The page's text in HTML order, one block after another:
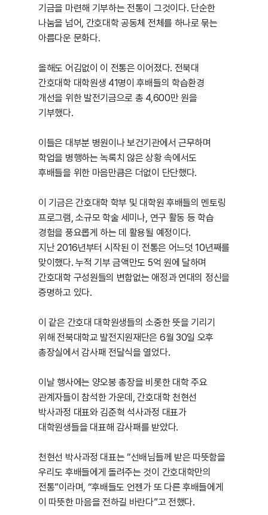
기금을 마련해 기부하는 전통이 그것이다. 단순한
나눔을 넘어, 간호대학 공동체 전체를 하나로 묶는
아름다운 문화다.
올해도 어김없이 이 전통은 이어졌다. 전북대
간호대학 대학원생 41명이 후배들의 학습환경
개선을 위한 발전기금으로 총 4,600만 원을
기부했다.
이들은 대부분 병원이나 보건기관에서 근무하며
학업을 병행하는 녹록치 않은 상황 속에서도
후배들을 위한 마음만큼은 더없이 단단했다.
이 기금은 간호대학 학부 및 대학원 후배들의 멘토링
프로그램, 소규모 학술 세미나, 연구 활동 등 학습
경험을 풍요롭게 하는 데 활용될 예정이다.
지난 2016년부터 시작된 이 전통은 어느덧 10년째를
맞이했다. 누적 기부 금액만도 5억 원에 달하며
간호대학 구성원들의 변함없는 애정과 연대의 정신을
증명하고 있다.
이 같은 간호대 대학원생들의 소중한 뜻을 기리기
위해 전북대학교 발전지원재단은 6월 30일 오후
총장실에서 감사패 전달식을 열었다.
이날 행사에는 양오봉 총장을 비롯한 대학 주요
관계자들이 참석한 가운데, 간호대학 천현선
박사과정 대표와 김준혁 석사과정 대표가
대학원생들을 대표해 감사패를 받았다.
천현선 박사과정 대표는 “선배님들께 받은 따뜻함을
우리도 후배들에게 돌려주는 것이 간호대학만의
전통”이라며, “후배들도 언젠가 또 다른 후배들에게
이 따뜻한 마음을 전하길 바란다”고 전했다.